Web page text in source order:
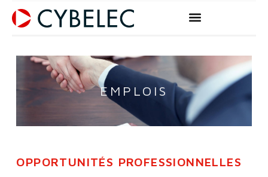
EMPLOIS
OPPORTUNITÉS PROFESSIONNELLES